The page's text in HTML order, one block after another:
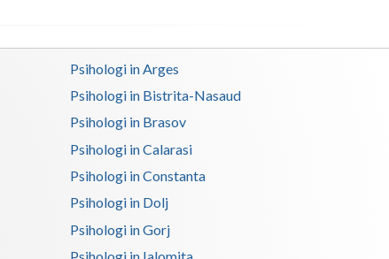
Tulcea
Valcea
Vaslui
Vrancea
Psihologi in Arges
Psihologi in Bistrita-Nasaud
Psihologi in Brasov
Psihologi in Calarasi
Psihologi in Constanta
Psihologi in Dolj
Psihologi in Gorj